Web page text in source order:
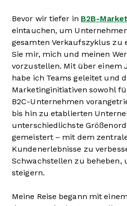
Bevor wir tiefer in B2B-
eintauchen, um
gesamten Verkaufszyklus zu
Sie mir, mich und meinen
vorzustellen. Mit über einem
habe ich Teams geleitet und
Marketinginitiativen sowohl
B2C-Unternehmen
bis hin zu etablierten
unterschiedlichste
gemeistert – mit dem
Kundenerlebnisse zu
Schwachstellen zu beheben,
steigern.
Meine Reise begann mit